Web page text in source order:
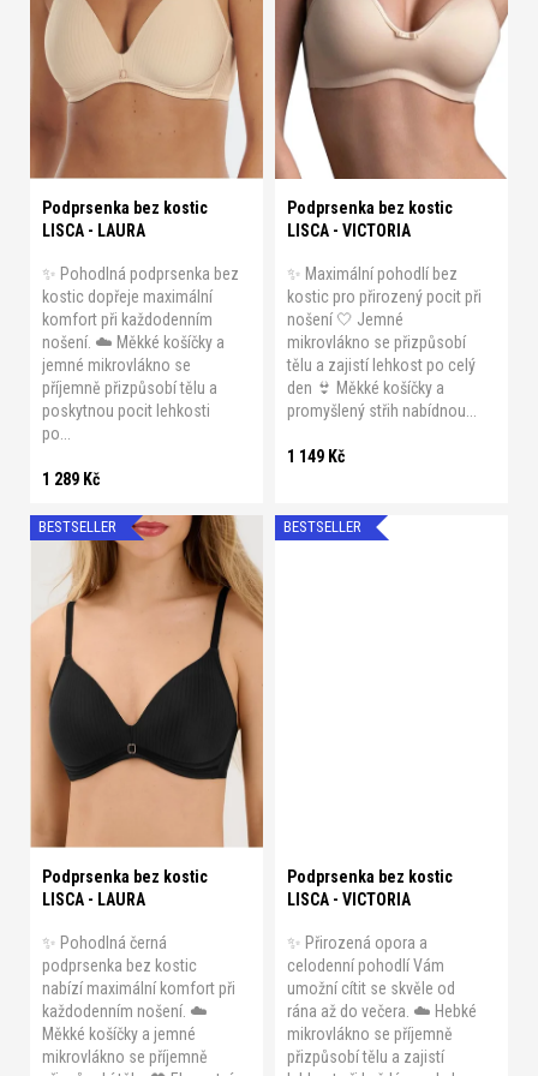
r
d
u
B 75 B 80
B 85
B 95
C 75
C 80
C 85 C 90
C 95
D 85
Podprsenka bez kostic
LISCA - LAURA
1 289 Kč
✨ Pohodlná podprsenka bez
kostic dopřeje maximální
komfort při každodenním
nošení. ☁️ Měkké košíčky a
jemné mikrovlákno se
příjemně přizpůsobí tělu a
poskytnou pocit lehkosti
po...
A 95
B 80
B 90
B 95 C 75
C 80
C 85
C 90 C 95
D 75
D 80
Podprsenka bez kostic
LISCA - VICTORIA
1 149 Kč
✨ Maximální pohodlí bez
kostic pro přirozený pocit při
nošení 🤍 Jemné
mikrovlákno se přizpůsobí
tělu a zajistí lehkost po celý
den 👙 Měkké košíčky a
promyšlený střih nabídnou...
BESTSELLER
A 75
A 90
A 95
B 75 B 80
B 95
C 80
C 85 C 90
C 95
C 100
D 85
Podprsenka bez kostic
LISCA - LAURA
✨ Pohodlná černá
podprsenka bez kostic
nabízí maximální komfort při
každodenním nošení. ☁️
Měkké košíčky a jemné
mikrovlákno se příjemně
BESTSELLER
Podprsenka bez kostic
LISCA - VICTORIA
✨ Přirozená opora a
celodenní pohodlí Vám
umožní cítit se skvěle od
rána až do večera. ☁️ Hebké
mikrovlákno se příjemně
přizpůsobí tělu a zajistí